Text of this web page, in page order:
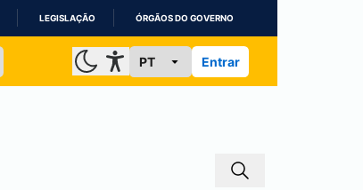
LEGISLAÇÃO ÓRGÃOS DO GOVERNO
Entrar